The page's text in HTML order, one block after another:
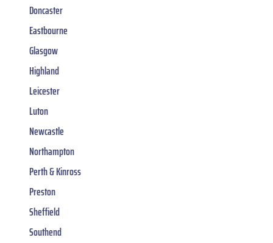
Doncaster
Eastbourne
Glasgow
Highland
Leicester
Luton
Newcastle
Northampton
Perth & Kinross
Preston
Sheffield
Southend